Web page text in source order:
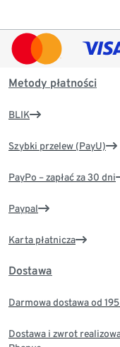
Metody płatności
BLIK
Szybki przelew (PayU)
PayPo – zapłać za 30 dni
Paypal
Karta płatnicza
Dostawa
Darmowa dostawa od 195
Dostawa i zwrot